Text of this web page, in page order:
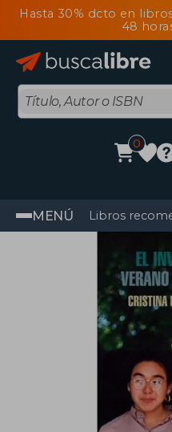
Hasta 30% dcto en
48
0
MENÚ Libros